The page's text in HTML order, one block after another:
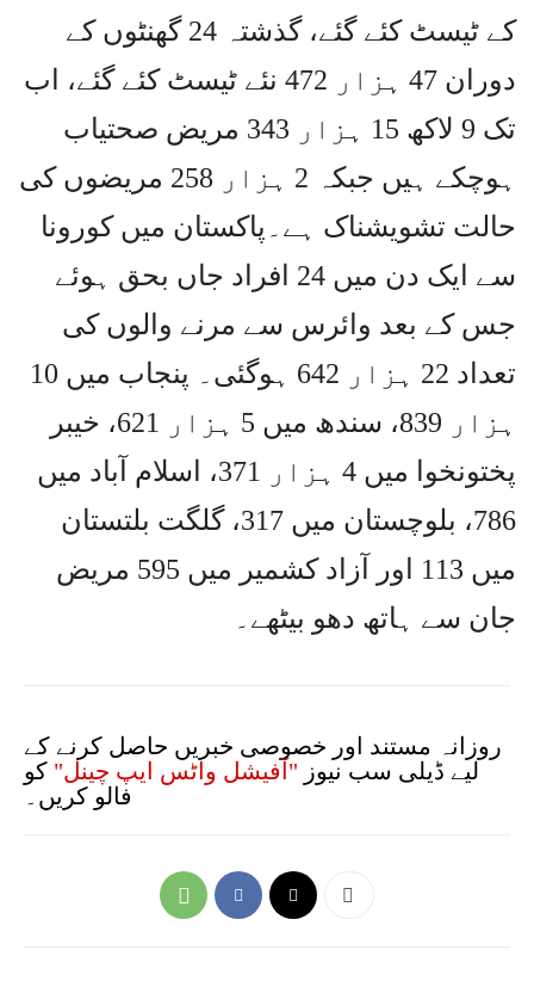
کے ٹیسٹ کئے گئے، گذشتہ 24 گھنٹوں کے
دوران 47 ہزار 472 نئے ٹیسٹ کئے گئے، اب
تک 9 لاکھ 15 ہزار 343 مریض صحتیاب
ہوچکے ہیں جبکہ 2 ہزار 258 مریضوں کی
حالت تشویشناک ہے۔پاکستان میں کورونا
سے ایک دن میں 24 افراد جاں بحق ہوئے
جس کے بعد وائرس سے مرنے والوں کی
تعداد 22 ہزار 642 ہوگئی۔ پنجاب میں 10
ہزار 839، سندھ میں 5 ہزار 621، خیبر
پختونخوا میں 4 ہزار 371، اسلام آباد میں
786، بلوچستان میں 317، گلگت بلتستان
میں 113 اور آزاد کشمیر میں 595 مریض
جان سے ہاتھ دھو بیٹھے۔
روزانہ مستند اور خصوصی خبریں حاصل کرنے کے
لیے ڈیلی سب نیوز "آفیشل واٹس ایپ چینل" کو
فالو کریں۔